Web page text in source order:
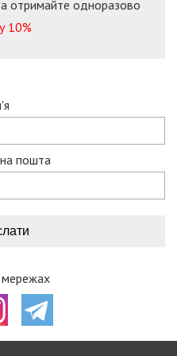
отримайте одноразово
10%
пошта